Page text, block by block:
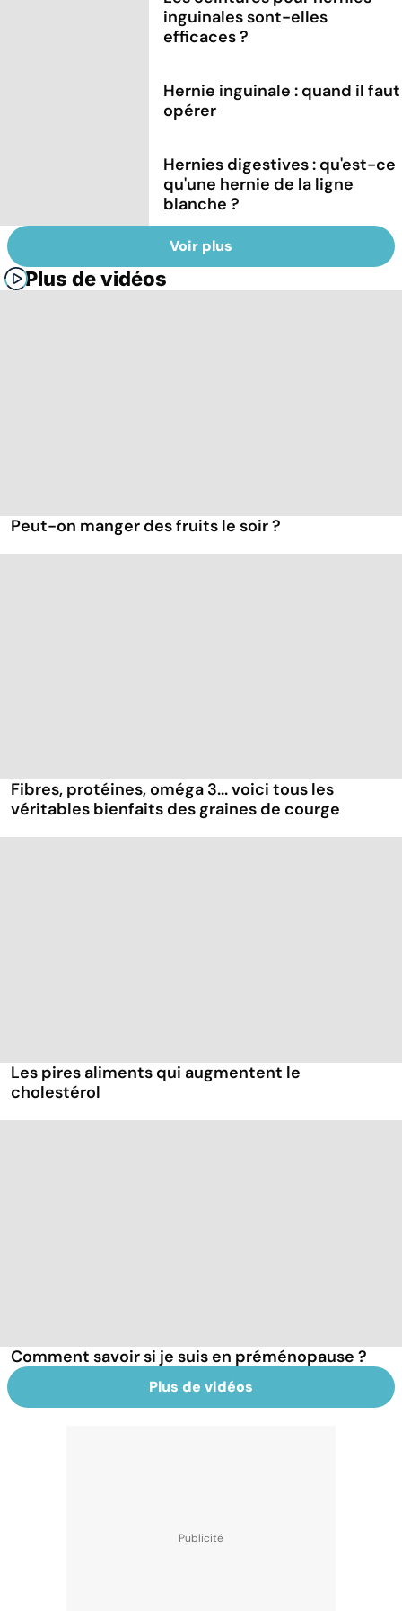
inguinales sont-elles
efficaces ?
Hernie inguinale : quand il faut
opérer
Hernies digestives : qu'est-ce
qu'une hernie de la ligne
blanche ?
Voir plus
Plus de vidéos
Peut-on manger des fruits le soir ?
Fibres, protéines, oméga 3... voici tous les
véritables bienfaits des graines de courge
Les pires aliments qui augmentent le
cholestérol
Comment savoir si je suis en préménopause ?
Plus de vidéos